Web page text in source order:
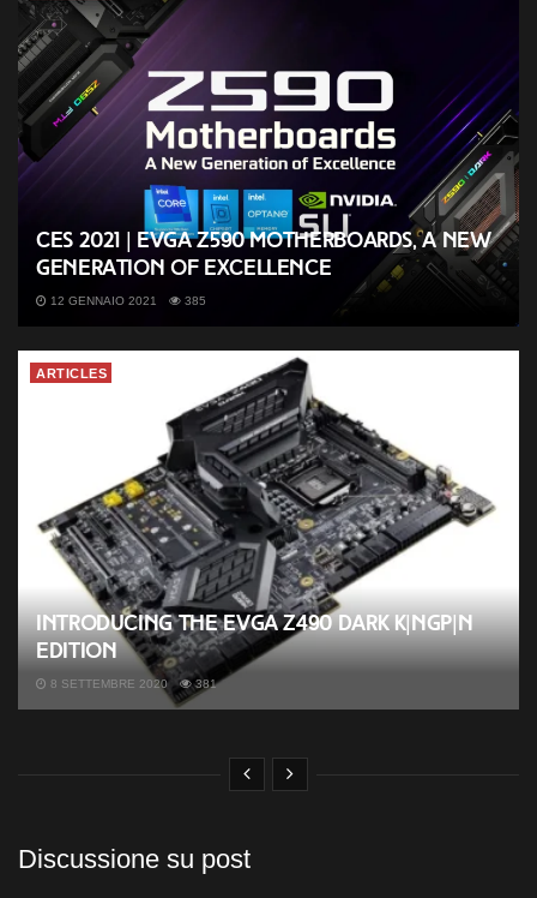
CES 2021 | EVGA Z590 motherboards, a new
generation of excellence
12 GENNAIO 2021 385
ARTICLES
Introducing the EVGA Z490 DARK K|NGP|N
Edition
8 SETTEMBRE 2020 381
Discussione su post